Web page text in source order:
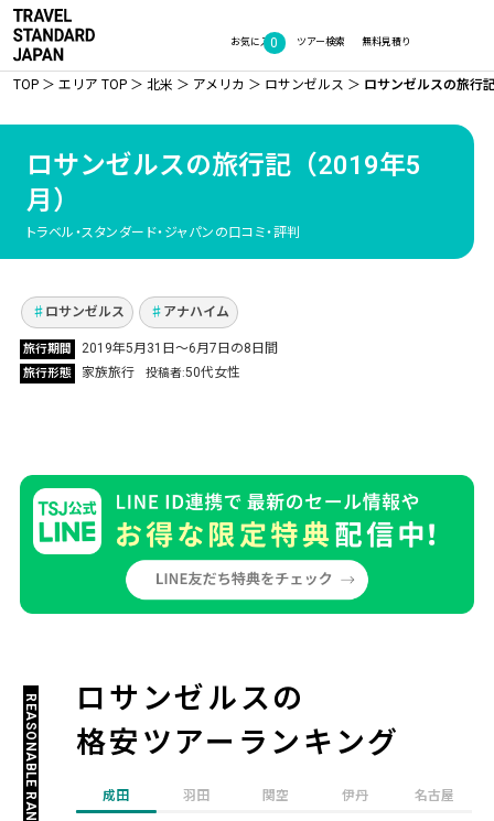
お気に入り
0 無料見積り
ツアー検索
TOP エリア TOP 北米 アメリカ ロサンゼルス ロサンゼルスの旅行
ロサンゼルスの旅行記（2019年5
月）
トラベル・スタンダード・ジャパンの口コミ・評判
Vol.342
メジャーリーグファンの息子と一緒に 本場ロサ
ンゼルス／アナハイムで5試合観戦！
ロサンゼルス アナハイム
旅行期間 2019年5月31日〜6月7日の8日間
旅行形態 家族旅行 投稿者 50代女性
ロサンゼルスの
格安ツアーランキング
REASONABLE RANKING 成田 羽田 関空 伊丹 名古屋